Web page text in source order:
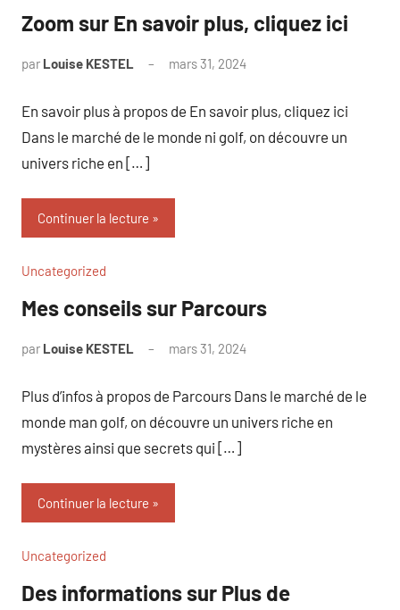
Zoom sur En savoir plus, cliquez ici
par Louise KESTEL mars 31, 2024
En savoir plus à propos de En savoir plus, cliquez ici
Dans le marché de le monde ni golf, on découvre un
univers riche en […]
Continuer la lecture
Uncategorized
Mes conseils sur Parcours
par Louise KESTEL mars 31, 2024
Plus d’infos à propos de Parcours Dans le marché de le
monde man golf, on découvre un univers riche en
mystères ainsi que secrets qui […]
Continuer la lecture
Uncategorized
Des informations sur Plus de